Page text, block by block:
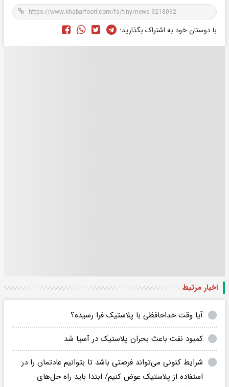
با دوستان خود به اشتراک بگذارید:
اخبار مرتبط
آیا وقت خداحافظی با پلاستیک فرا رسیده؟
کمبود نفت باعث بحران پلاستیک در آسیا شد
شرایط کنونی می‌تواند فرصتی باشد تا بتوانیم عادتمان را در
استفاده از پلاستیک عوض کنیم/ ابتدا باید راه حل‌های